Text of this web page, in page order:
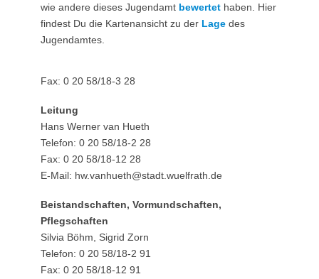
wie andere dieses Jugendamt bewertethaben. Hier
findest Du die Kartenansicht zu der Lagedes
Jugendamtes.
Fax: 0 20 58/18-3 28
Leitung
Hans Werner van Hueth
Telefon: 0 20 58/18-2 28
Fax: 0 20 58/18-12 28
E-Mail: hw.vanhueth@stadt.wuelfrath.de
Beistandschaften, Vormundschaften,
Pflegschaften
Silvia Böhm, Sigrid Zorn
Telefon: 0 20 58/18-2 91
Fax: 0 20 58/18-12 91